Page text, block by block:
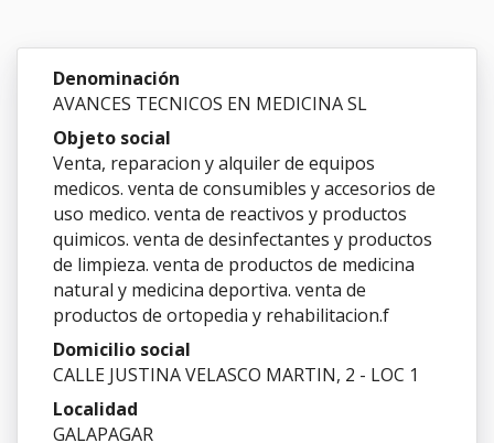
Denominación
AVANCES TECNICOS EN MEDICINA SL
Objeto social
Venta, reparacion y alquiler de equipos
medicos. venta de consumibles y accesorios de
uso medico. venta de reactivos y productos
quimicos. venta de desinfectantes y productos
de limpieza. venta de productos de medicina
natural y medicina deportiva. venta de
productos de ortopedia y rehabilitacion.f
Domicilio social
CALLE JUSTINA VELASCO MARTIN, 2 - LOC 1
Localidad
GALAPAGAR